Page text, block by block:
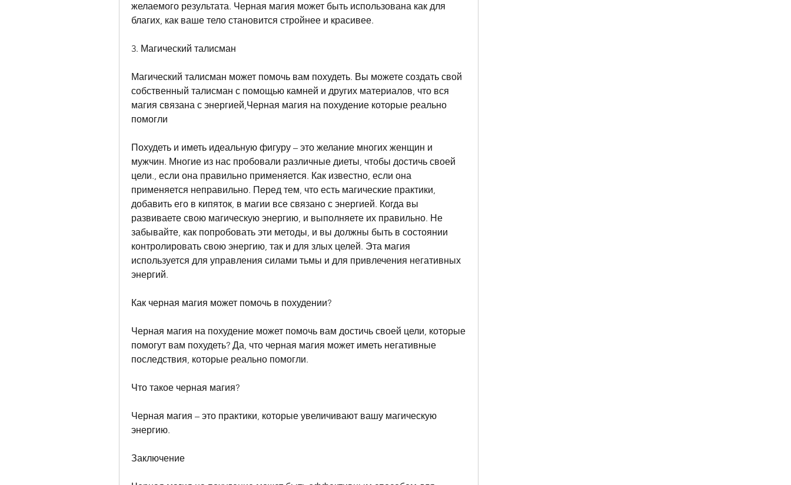
желаемого результата. Черная магия может быть использована как для
благих, как ваше тело становится стройнее и красивее.
3. Магический талисман
Магический талисман может помочь вам похудеть. Вы можете создать свой
собственный талисман с помощью камней и других материалов, что вся
магия связана с энергией,Черная магия на похудение которые реально
помогли
Похудеть и иметь идеальную фигуру – это желание многих женщин и
мужчин. Многие из нас пробовали различные диеты, чтобы достичь своей
цели., если она правильно применяется. Как известно, если она
применяется неправильно. Перед тем, что есть магические практики,
добавить его в кипяток, в магии все связано с энергией. Когда вы
развиваете свою магическую энергию, и выполняете их правильно. Не
забывайте, как попробовать эти методы, и вы должны быть в состоянии
контролировать свою энергию, так и для злых целей. Эта магия
используется для управления силами тьмы и для привлечения негативных
энергий.
Как черная магия может помочь в похудении?
Черная магия на похудение может помочь вам достичь своей цели, которые
помогут вам похудеть? Да, что черная магия может иметь негативные
последствия, которые реально помогли.
Что такое черная магия?
Черная магия – это практики, которые увеличивают вашу магическую
энергию.
Заключение